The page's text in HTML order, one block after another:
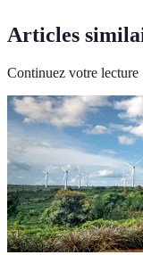
Articles
Continuez votre lecture